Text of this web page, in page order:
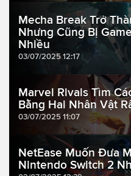
Mecha Break Trở
Nhưng Cũng Bị
Nhiều
03/07/2025 12:17
Marvel Rivals Tìm
Bằng Hai Nhân Vật
03/07/2025 11:07
NetEase Muốn Đưa
Nintendo Switch 2